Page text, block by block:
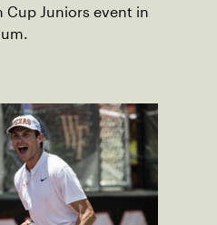
Cup Juniors event in